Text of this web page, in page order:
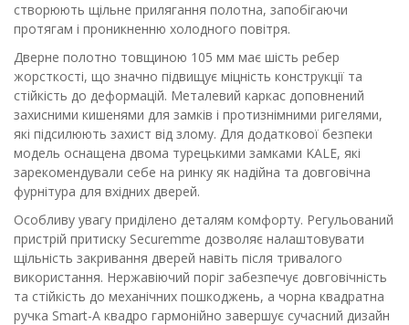
створюють щільне прилягання полотна, запобігаючи
протягам і проникненню холодного повітря.
Дверне полотно товщиною 105 мм має шість ребер
жорсткості, що значно підвищує міцність конструкції та
стійкість до деформацій. Металевий каркас доповнений
захисними кишенями для замків і протизнімними ригелями,
які підсилюють захист від злому. Для додаткової безпеки
модель оснащена двома турецькими замками KALE, які
зарекомендували себе на ринку як надійна та довговічна
фурнітура для вхідних дверей.
Особливу увагу приділено деталям комфорту. Регульований
пристрій притиску Securemme дозволяє налаштовувати
щільність закривання дверей навіть після тривалого
використання. Нержавіючий поріг забезпечує довговічність
та стійкість до механічних пошкоджень, а чорна квадратна
ручка Smart-А квадро гармонійно завершує сучасний дизайн